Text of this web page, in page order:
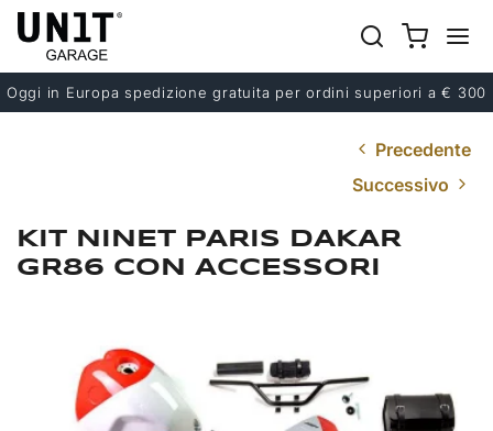
Oggi in Europa spedizione gratuita per ordini superiori a € 300
Precedente
Successivo
KIT NINET PARIS DAKAR
GR86 CON ACCESSORI